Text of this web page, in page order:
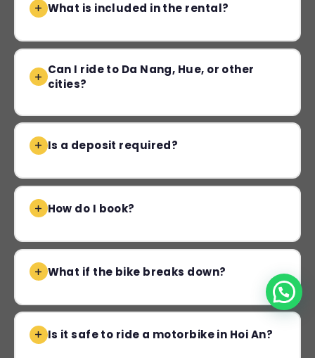
What is included in the rental?
Can I ride to Da Nang, Hue, or other
cities?
Is a deposit required?
How do I book?
What if the bike breaks down?
Is it safe to ride a motorbike in Hoi An?